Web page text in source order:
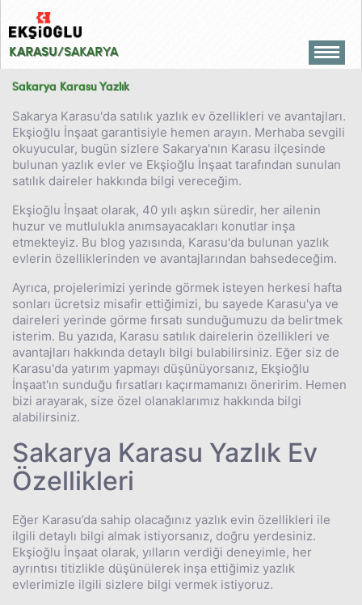
KARASU/SAKARYA
PROJELER
KARASU YAZLIK
KURUMSAL
İLETİŞİM
Sakarya Karasu Yazlık
Sakarya Karasu'da satılık yazlık ev özellikleri ve avantajları.
Ekşioğlu İnşaat garantisiyle hemen arayın. Merhaba sevgili
okuyucular, bugün sizlere Sakarya'nın Karasu ilçesinde
bulunan yazlık evler ve Ekşioğlu İnşaat tarafından sunulan
satılık daireler hakkında bilgi vereceğim.
Ekşioğlu İnşaat olarak, 40 yılı aşkın süredir, her ailenin
huzur ve mutlulukla anımsayacakları konutlar inşa
etmekteyiz. Bu blog yazısında, Karasu'da bulunan yazlık
evlerin özelliklerinden ve avantajlarından bahsedeceğim.
Ayrıca, projelerimizi yerinde görmek isteyen herkesi hafta
sonları ücretsiz misafir ettiğimizi, bu sayede Karasu'ya ve
daireleri yerinde görme fırsatı sunduğumuzu da belirtmek
isterim. Bu yazıda, Karasu satılık dairelerin özellikleri ve
avantajları hakkında detaylı bilgi bulabilirsiniz. Eğer siz de
Karasu'da yatırım yapmayı düşünüyorsanız, Ekşioğlu
İnşaat'ın sunduğu fırsatları kaçırmamanızı öneririm. Hemen
bizi arayarak, size özel olanaklarımız hakkında bilgi
alabilirsiniz.
Sakarya Karasu Yazlık Ev
Özellikleri
Eğer Karasu’da sahip olacağınız yazlık evin özellikleri ile
ilgili detaylı bilgi almak istiyorsanız, doğru yerdesiniz.
Ekşioğlu İnşaat olarak, yılların verdiği deneyimle, her
ayrıntısı titizlikle düşünülerek inşa ettiğimiz yazlık
evlerimizle ilgili sizlere bilgi vermek istiyoruz.